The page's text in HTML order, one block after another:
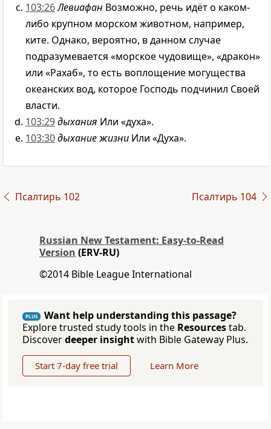
103:26Левиафан Возможно, речь идёт о каком-
либо крупном морском животном, например,
ките. Однако, вероятно, в данном случае
подразумевается «морское чудовище», «дракон»
или «Рахаб», то есть воплощение могущества
океанских вод, которое Господь подчинил Своей
власти.
103:29дыхания Или «духа».
103:30дыхание жизни Или «Духа».
Псалтирь 102 Псалтирь 104
Russian New Testament: Easy-to-Read
Version (ERV-RU)
©2014 Bible League International
PLUS
Want help understanding this passage?
Explore trusted study tools in the Resourcestab.
Discoverdeeper insightwith Bible Gateway Plus.
Start 7-day free trial Learn More